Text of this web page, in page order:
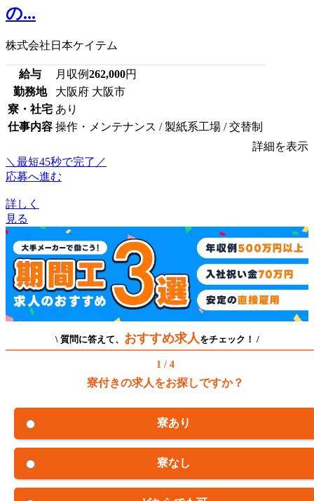
の...
株式会社日本ケイテム
給与 月収例262,000円
勤務地
大阪府 大阪市
寮・社宅 あり
仕事内容 操作・メンテナンス / 製紙系工場 / 交替制
詳細を表示
＼最短45秒で完了／
応募へ進む
詳しく
見る
\ 質問に答えて、 おすすめ求人 をチェック！ /
1 / 4
寮付きの求人をお探しですか？
寮あり
寮なし